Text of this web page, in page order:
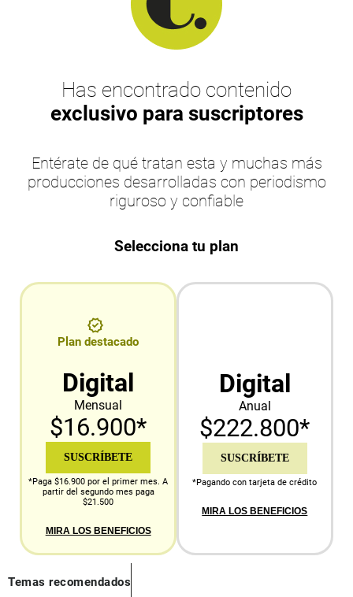
Has encontrado contenido
exclusivo para suscriptores
Entérate de qué tratan esta y muchas más
producciones desarrolladas con periodismo
riguroso y confiable
Selecciona tu plan
Plan destacado
Digital
Mensual
$16.900*
SUSCRÍBETE
*Paga $16.900 por el primer mes. A
partir del segundo mes paga
$21.500
MIRA LOS BENEFICIOS
Digital
Anual
$222.800*
SUSCRÍBETE
*Pagando con tarjeta de crédito
MIRA LOS BENEFICIOS
Temas recomendados